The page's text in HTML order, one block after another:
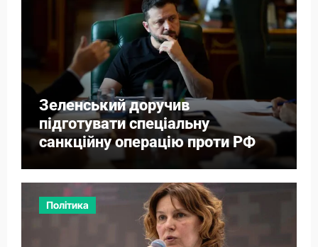
Зеленський доручив
підготувати спеціальну
санкційну операцію проти РФ
Політика